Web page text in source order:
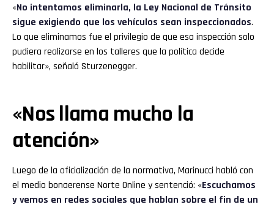
«No intentamos eliminarla, la Ley Nacional de Tránsito
sigue exigiendo que los vehículos sean inspeccionados.
Lo que eliminamos fue el privilegio de que esa inspección solo
pudiera realizarse en los talleres que la política decide
habilitar», señaló Sturzenegger.
«Nos llama mucho la
atención»
Luego de la oficialización de la normativa, Marinucci habló con
el medio bonaerense Norte Online y sentenció: «Escuchamos
y vemos en redes sociales que hablan sobre el fin de un